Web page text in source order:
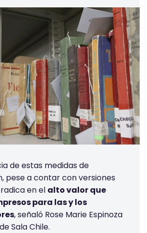
de estas medidas de
pese a contar con versiones
en el alto valor que
para las y los
, señaló Rose Marie Espinoza
Sala Chile.